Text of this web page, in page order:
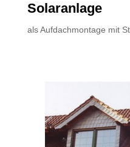
Solaranlage
als Aufdachmontage mit